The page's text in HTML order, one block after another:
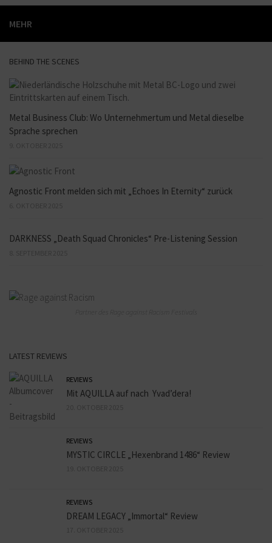
MEHR
BEHIND THE SCENES
Metal Business Club: Wo Unternehmertum und Metal dieselbe
Sprache sprechen
Agnostic Front melden sich mit „Echoes In Eternity“ zurück
DARKNESS „Death Squad Chronicles“ Pre-Listening Session
LATEST REVIEWS
REVIEWS
Mit AQUILLA auf nach Yvad’dera!
REVIEWS
MYSTIC CIRCLE „Hexenbrand 1486“ Review
REVIEWS
DREAM LEGACY „Immortal“ Review